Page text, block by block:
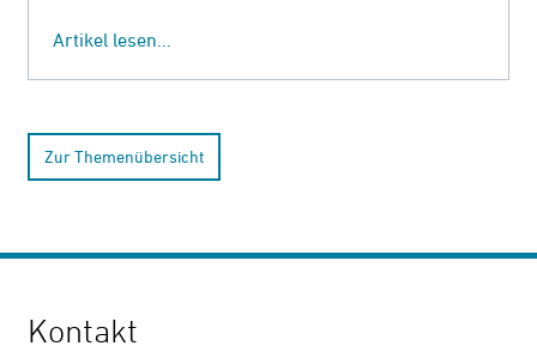
Artikel lesen...
Zur Themenübersicht
Kontakt